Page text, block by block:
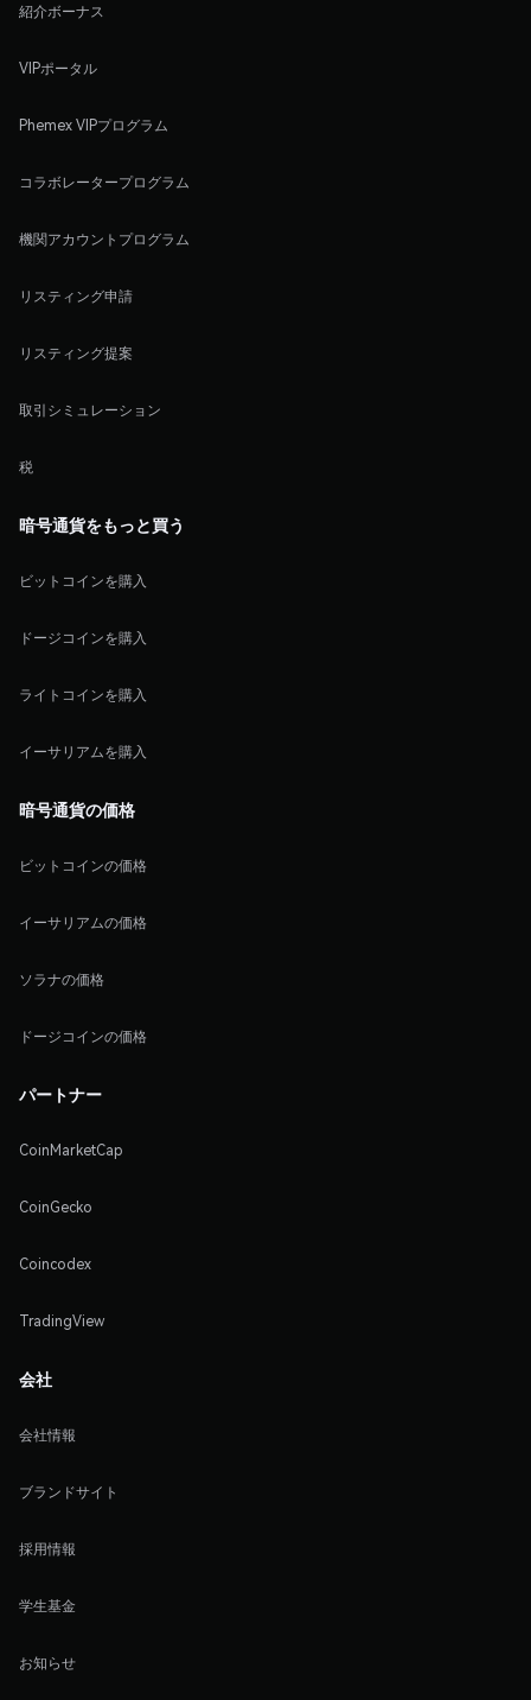
紹介ボーナス
VIPポータル
Phemex VIPプログラム
コラボレータープログラム
機関アカウントプログラム
リスティング申請
リスティング提案
取引シミュレーション
税
暗号通貨をもっと買う
ビットコインを購入
ドージコインを購入
ライトコインを購入
イーサリアムを購入
暗号通貨の価格
ビットコインの価格
イーサリアムの価格
ソラナの価格
ドージコインの価格
パートナー
CoinMarketCap
CoinGecko
Coincodex
TradingView
会社
会社情報
ブランドサイト
採用情報
学生基金
お知らせ